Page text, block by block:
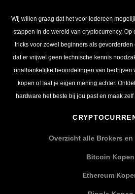
Wij willen graag dat het voor iedereen
stappen in de wereld van cryptocurrency. Op
tricks voor zowel beginners als
dat er vrijwel geen technische kennis
onafhankelijke beoordelingen van bedrijven
kopen of laat je eigen mening achter.
hardware het beste bij jou past en maak
Overzicht alle Brokers en
Bitcoin Kopen
Ethereum